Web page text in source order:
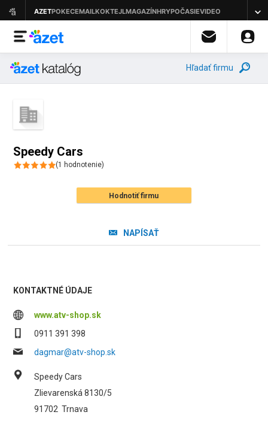
Hľadať firmu
Speedy Cars
(1 hodnotenie)
Hodnotiť firmu
NAPÍSAŤ
KONTAKTNÉ ÚDAJE
www.atv-shop.sk
0911 391 398
dagmar@atv-shop.sk
Speedy Cars
Zlievarenská 8130/5
91702 Trnava